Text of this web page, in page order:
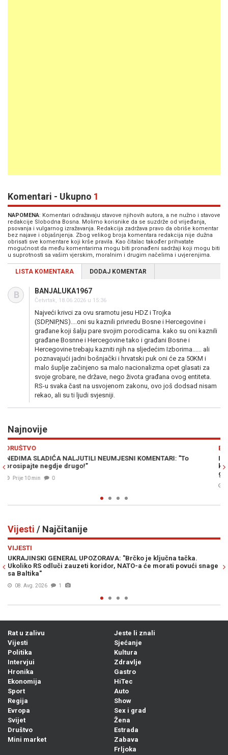
Komentari - Ukupno 1
NAPOMENA: Komentari odražavaju stavove njihovih autora, a ne nužno i stavove
redakcije Slobodna Bosna. Molimo korisnike da se suzdrže od vrijeđanja,
psovanja i vulgarnog izražavanja. Redakcija zadržava pravo da obriše komentar
bez najave i objašnjenja. Zbog velikog broja komentara redakcija nije dužna
obrisati sve komentare koji krše pravila. Kao čitalac također prihvatate
mogućnost da među komentarima mogu biti pronađeni sadržaji koji mogu biti
u suprotnosti sa vašim vjerskim, moralnim i drugim načelima i uvjerenjima.
LISTA KOMENTARA DODAJ KOMENTAR
B BANJALUKA1967
Četvrtak, 18.06.2026 u 15:36
Najveći krivci za ovu sramotu jesu HDZ i Trojka
(SDP,NIP,NS)....oni su kaznili privredu Bosne i Hercegovine i
građane koji šalju pare svojim porodicama. kako su oni kaznili
građane Bosnne i Hercegovine tako i građani Bosne i
Hercegovine trebaju kazniti njih na sljedećim Izborima...... ali
poznavajući jadni bošnjački i hrvatski puk oni će za 50KM i
malo šuplje začinjeno sa malo nacionalizma opet glasati za
svoje grobare, ne države, nego života građana ovog entiteta.
RS-u svaka čast na usvojenom zakonu, ovo još dodsad nisam
rekao, ali su ti ljudi svjesniji.
Najnovije
EVROPA
ISCRPLJUJUĆI SUKOB BEZ JASNOG POBJEDNIKA: Tri
kraj rata, mogu li Ukrajinci i Rusi zakopati ratne sjekire nakon
Previous
Vijesti / Najčitanije
snage
VIJESTI
PROFESOR MILAN BLAGOJEVIĆ: Moj odgovor
Ambasade Rusije u Sarajevu...
Rat u zalivu
Vijesti
Politika
Intervjui
Hronika
Ekonomija
Sport
Regija
Evropa
Svijet
Društvo
Mini market
Jeste li znali
Sjećanje
Kultura
Zdravlje
Gastro
HiTec
Auto
Show
Sex i grad
Žena
Estrada
Zabava
Frljoka